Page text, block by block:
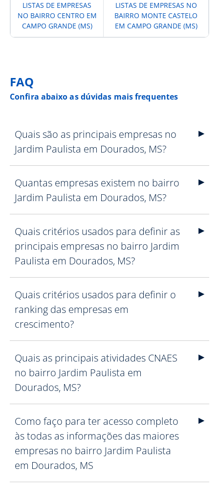
LISTAS DE EMPRESAS
NO BAIRRO CENTRO EM
CAMPO GRANDE (MS)
LISTAS DE EMPRESAS NO
BAIRRO MONTE CASTELO
EM CAMPO GRANDE (MS)
FAQ
Confira abaixo as dúvidas mais frequentes
Quais são as principais empresas no
Jardim Paulista em Dourados, MS?
Quantas empresas existem no bairro
Jardim Paulista em Dourados, MS?
Quais critérios usados para definir as
principais empresas no bairro Jardim
Paulista em Dourados, MS?
Quais critérios usados para definir o
ranking das empresas em
crescimento?
Quais as principais atividades CNAES
no bairro Jardim Paulista em
Dourados, MS?
Como faço para ter acesso completo
às todas as informações das maiores
empresas no bairro Jardim Paulista
em Dourados, MS